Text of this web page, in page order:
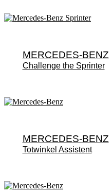
MERCEDES-BENZ
Challenge the Sprinter
MERCEDES-BENZ
Totwinkel Assistent